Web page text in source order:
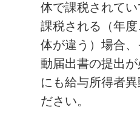
体で課税されて
課税される（年
体が違う）場合
動届出書の提出
にも給与所得者
ださい。